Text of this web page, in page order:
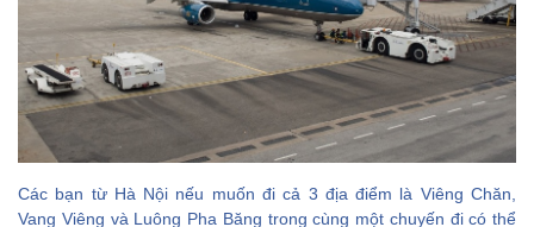
Các bạn từ Hà Nội nếu muốn đi cả 3 địa điểm là Viêng Chăn,
Vang Viêng và Luông Pha Băng trong cùng một chuyến đi có thể